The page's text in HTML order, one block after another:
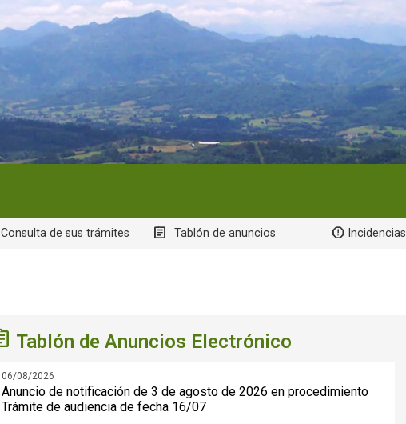
Consulta de sus trámites Tablón de anuncios Incidencias
Tablón de Anuncios Electrónico
06/08/2026
Anuncio de notificación de 3 de agosto de 2026 en procedimiento
Trámite de audiencia de fecha 16/07